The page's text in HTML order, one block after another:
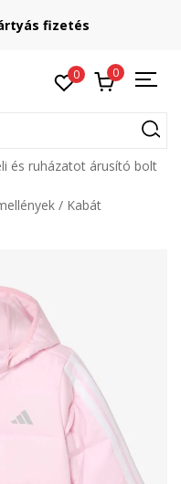
fizetés
0 0
és ruházatot árusító bolt
Kabát